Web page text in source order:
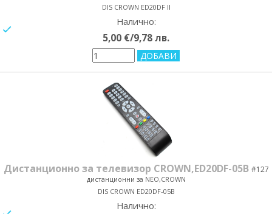
DIS CROWN ED20DF II
Налично:
5,00 €/9,78 лв.
Дистанционно за телевизор CROWN,ЕD20DF-05B #127
дистанционни за NEO,CROWN
DIS CROWN ED20DF-05B
Налично: